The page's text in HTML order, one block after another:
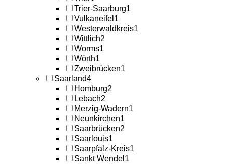
Trier-Saarburg1
Vulkaneifel 1
Westerwaldkreis1
Wittlich2
Worms1
Wörth1
Zweibrücken1
Saarland4
Homburg2
Lebach2
Merzig-Wadern1
Neunkirchen1
Saarbrücken2
Saarlouis1
Saarpfalz-Kreis1
Sankt Wendel 1